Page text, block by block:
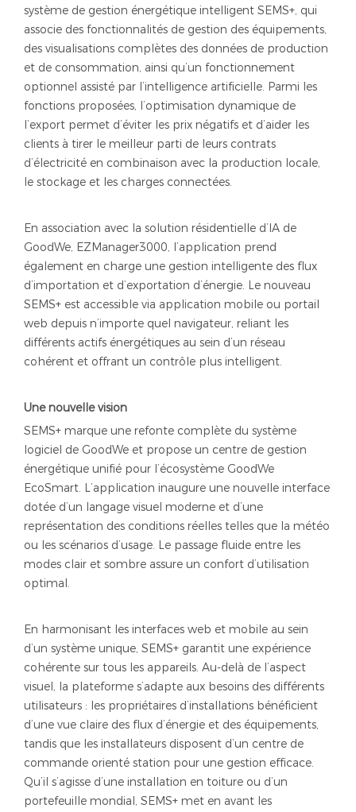
système de gestion énergétique intelligent SEMS+, qui
associe des fonctionnalités de gestion des équipements,
des visualisations complètes des données de production
et de consommation, ainsi qu’un fonctionnement
optionnel assisté par l’intelligence artificielle. Parmi les
fonctions proposées, l’optimisation dynamique de
l’export permet d’éviter les prix négatifs et d’aider les
clients à tirer le meilleur parti de leurs contrats
d’électricité en combinaison avec la production locale,
le stockage et les charges connectées.
En association avec la solution résidentielle d’IA de
GoodWe, EZManager3000, l’application prend
également en charge une gestion intelligente des flux
d’importation et d’exportation d’énergie. Le nouveau
SEMS+ est accessible via application mobile ou portail
web depuis n’importe quel navigateur, reliant les
différents actifs énergétiques au sein d’un réseau
cohérent et offrant un contrôle plus intelligent.
Une nouvelle vision
SEMS+ marque une refonte complète du système
logiciel de GoodWe et propose un centre de gestion
énergétique unifié pour l’écosystème GoodWe
EcoSmart. L’application inaugure une nouvelle interface
dotée d’un langage visuel moderne et d’une
représentation des conditions réelles telles que la météo
ou les scénarios d’usage. Le passage fluide entre les
modes clair et sombre assure un confort d’utilisation
optimal.
En harmonisant les interfaces web et mobile au sein
d’un système unique, SEMS+ garantit une expérience
cohérente sur tous les appareils. Au-delà de l’aspect
visuel, la plateforme s’adapte aux besoins des différents
utilisateurs : les propriétaires d’installations bénéficient
d’une vue claire des flux d’énergie et des équipements,
tandis que les installateurs disposent d’un centre de
commande orienté station pour une gestion efficace.
Qu’il s’agisse d’une installation en toiture ou d’un
portefeuille mondial, SEMS+ met en avant les